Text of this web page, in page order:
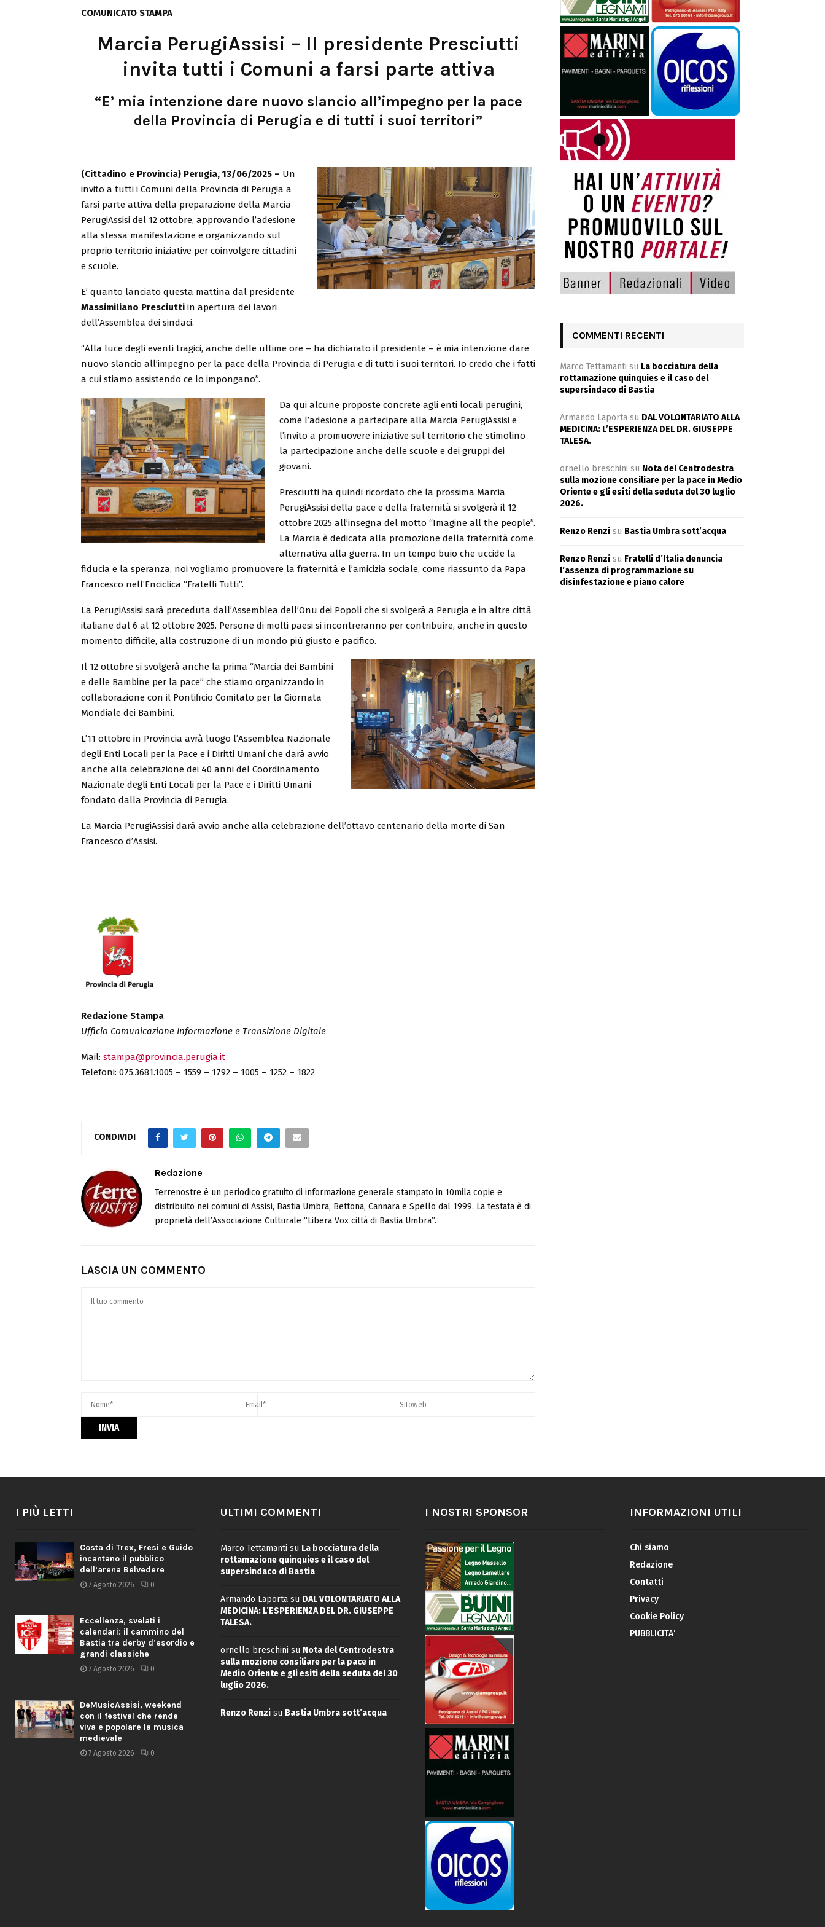
COMUNICATO STAMPA
Marcia PerugiAssisi – Il presidente Presciutti
invita tutti i Comuni a farsi parte attiva
“E’ mia intenzione dare nuovo slancio all’impegno per la pace
della Provincia di Perugia e di tutti i suoi territori”
(Cittadino e Provincia) Perugia, 13/06/2025 – Un
invito a tutti i Comuni della Provincia di Perugia a
farsi parte attiva della preparazione della Marcia
PerugiAssisi del 12 ottobre, approvando l’adesione
alla stessa manifestazione e organizzando sul
proprio territorio iniziative per coinvolgere cittadini
e scuole.
E’ quanto lanciato questa mattina dal presidente
Massimiliano Presciutti in apertura dei lavori
dell’Assemblea dei sindaci.
“Alla luce degli eventi tragici, anche delle ultime ore – ha dichiarato il presidente – è mia intenzione dare
nuovo slancio all’impegno per la pace della Provincia di Perugia e di tutti i suoi territori. Io credo che i fatti
a cui stiamo assistendo ce lo impongano”.
Da qui alcune proposte concrete agli enti locali perugini,
come l’adesione a partecipare alla Marcia PerugiAssisi e
l’invito a promuovere iniziative sul territorio che stimolino
la partecipazione anche delle scuole e dei gruppi dei
giovani.
Presciutti ha quindi ricordato che la prossima Marcia
PerugiAssisi della pace e della fraternità si svolgerà il 12
ottobre 2025 all’insegna del motto “Imagine all the people”.
La Marcia è dedicata alla promozione della fraternità come
alternativa alla guerra. In un tempo buio che uccide la
fiducia e la speranza, noi vogliamo promuovere la fraternità e l’amicizia sociale, come riassunto da Papa
Francesco nell’Enciclica “Fratelli Tutti”.
La PerugiAssisi sarà preceduta dall’Assemblea dell’Onu dei Popoli che si svolgerà a Perugia e in altre città
italiane dal 6 al 12 ottobre 2025. Persone di molti paesi si incontreranno per contribuire, anche in questo
momento difficile, alla costruzione di un mondo più giusto e pacifico.
Il 12 ottobre si svolgerà anche la prima “Marcia dei Bambini
e delle Bambine per la pace” che stiamo organizzando in
collaborazione con il Pontificio Comitato per la Giornata
Mondiale dei Bambini.
L’11 ottobre in Provincia avrà luogo l’Assemblea Nazionale
degli Enti Locali per la Pace e i Diritti Umani che darà avvio
anche alla celebrazione dei 40 anni del Coordinamento
Nazionale degli Enti Locali per la Pace e i Diritti Umani
fondato dalla Provincia di Perugia.
La Marcia PerugiAssisi darà avvio anche alla celebrazione dell’ottavo centenario della morte di San
Francesco d’Assisi.
Redazione Stampa
Ufficio Comunicazione Informazione e Transizione Digitale
Mail: stampa@provincia.perugia.it
Telefoni: 075.3681.1005 – 1559 – 1792 – 1005 – 1252 – 1822
CONDIVIDI
Redazione
Terrenostre è un periodico gratuito di informazione generale stampato in 10mila copie e
distribuito nei comuni di Assisi, Bastia Umbra, Bettona, Cannara e Spello dal 1999. La testata è di
proprietà dell’Associazione Culturale “Libera Vox città di Bastia Umbra”.
LASCIA UN COMMENTO
COMMENTI RECENTI
Marco Tettamanti su La bocciatura della
rottamazione quinquies e il caso del
supersindaco di Bastia
Armando Laporta su DAL VOLONTARIATO ALLA
MEDICINA: L’ESPERIENZA DEL DR. GIUSEPPE
TALESA.
ornello breschini su Nota del Centrodestra
sulla mozione consiliare per la pace in Medio
Oriente e gli esiti della seduta del 30 luglio
2026.
Renzo Renzi su Bastia Umbra sott’acqua
Renzo Renzi su Fratelli d’Italia denuncia
l’assenza di programmazione su
disinfestazione e piano calore
I PIÙ LETTI
Costa di Trex, Fresi e Guido
incantano il pubblico
dell’arena Belvedere
7 Agosto 2026 0
Eccellenza, svelati i
calendari: il cammino del
Bastia tra derby d’esordio e
grandi classiche
7 Agosto 2026 0
DeMusicAssisi, weekend
con il festival che rende
viva e popolare la musica
medievale
7 Agosto 2026 0
ULTIMI COMMENTI
Marco Tettamanti su La bocciatura della
rottamazione quinquies e il caso del
supersindaco di Bastia
Armando Laportasu DAL VOLONTARIATO ALLA
MEDICINA: L’ESPERIENZA DEL DR. GIUSEPPE
TALESA.
ornello breschini su Nota del Centrodestra
sulla mozione consiliare per la pace in
Medio Oriente e gli esiti della seduta del 30
luglio 2026.
Renzo Renzisu Bastia Umbra sott’acqua
I NOSTRI SPONSOR INFORMAZIONI UTILI
Chi siamo
Redazione
Contatti
Privacy
Cookie Policy
PUBBLICITA’